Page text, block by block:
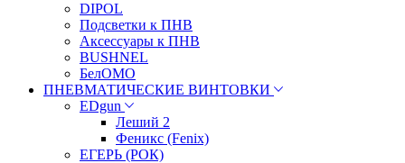
DIPOL
Подсветки к ПНВ
Аксессуары к ПНВ
BUSHNEL
БелОМО
ПНЕВМАТИЧЕСКИЕ ВИНТОВКИ
EDgun
Леший 2
Феникс (Fenix)
ЕГЕРЬ (РОК)